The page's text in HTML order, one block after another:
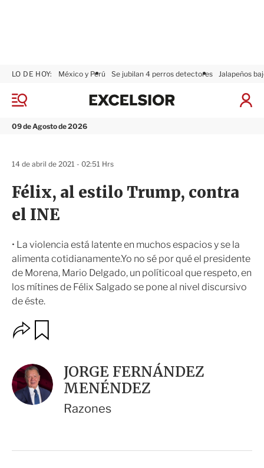
M
n
09 de Agosto de 2026
LO DE HOY: México y Perú Se jubilan 4 perros detectores Jalapeños
I
x
Félix, al estilo Trump, contra
el INE
• La violencia está latente en muchos espacios y se la
alimenta cotidianamente.Yo no sé por qué el presidente
de Morena, Mario Delgado, un políticoal que respeto, en
los mítines de Félix Salgado se pone al nivel discursivo
de éste.
14 de abril de 2021 - 02:51 Hrs
O
p
o
n
e
s
o
a
r
JORGE FERNÁNDEZ
MENÉNDEZ
Razones